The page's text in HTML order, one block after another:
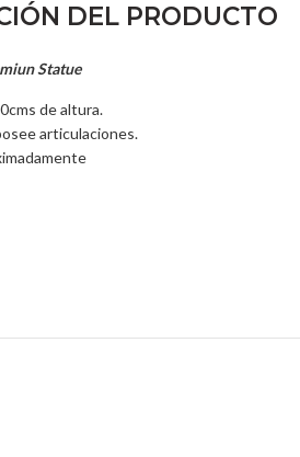
DEL PRODUCTO
Statue
de altura.
articulaciones.